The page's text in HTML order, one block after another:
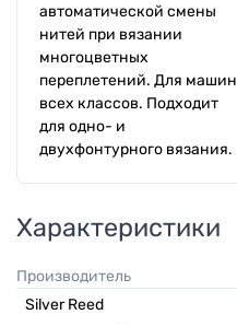
автоматической смены
нитей при вязании
многоцветных
переплетений. Для машин
всех классов. Подходит
для одно- и
двухфонтурного вязания.
Характеристики
Производитель
Silver Reed